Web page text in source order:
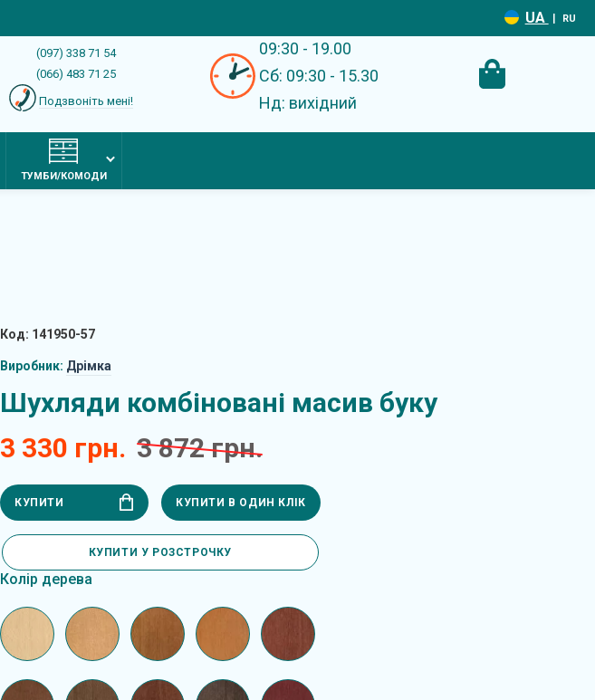
UA | RU
(097) 338 71 54
(066) 483 71 25
Подзвоніть мені!
09:30 - 19.00
Сб: 09:30 - 15.30
Нд: вихідний
ТУМБИ/КОМОДИ
Код: 141950-57
Виробник: Дрімка
Шухляди комбіновані масив буку
3 330 грн. 3 872 грн.
КУПИТИ КУПИТИ В ОДИН КЛІК
КУПИТИ У РОЗСТРОЧКУ
Колір дерева